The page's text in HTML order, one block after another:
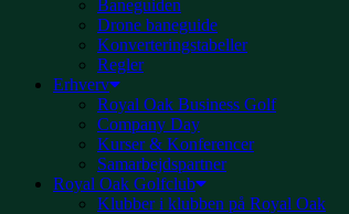
Baneguiden
Drone baneguide
Konverteringstabeller
Regler
Erhverv
Royal Oak Business Golf
Company Day
Kurser & Konferencer
Samarbejdspartner
Royal Oak Golfclub
Klubber i klubben på Royal Oak